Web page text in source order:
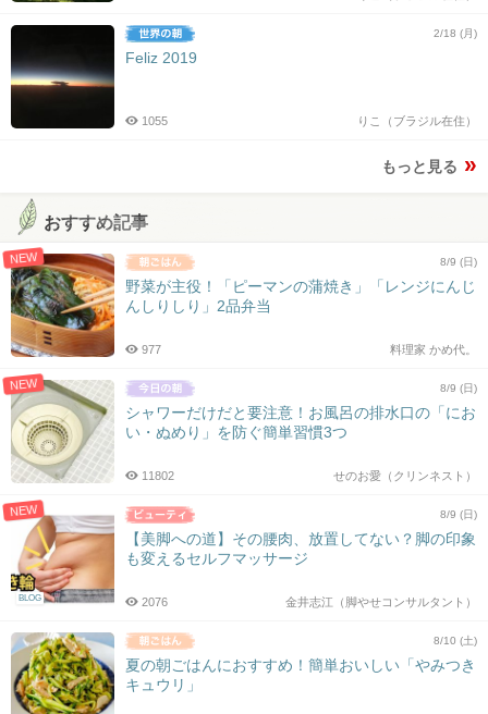
2/18 (月)
Feliz 2019
りこ（ブラジル在住）
1055
もっと見る
おすすめ記事
NEW 8/9 (日)
野菜が主役！「ピーマンの蒲焼き」「レンジにんじ
んしりしり」2品弁当
料理家 かめ代。
977
NEW 8/9 (日)
シャワーだけだと要注意！お風呂の排水口の「にお
い・ぬめり」を防ぐ簡単習慣3つ
せのお愛（クリンネスト）
11802
NEW
BLOG
8/9 (日)
【美脚への道】その腰肉、放置してない？脚の印象
も変えるセルフマッサージ
金井志江（脚やせコンサルタント）
2076
8/10 (土)
夏の朝ごはんにおすすめ！簡単おいしい「やみつき
キュウリ」